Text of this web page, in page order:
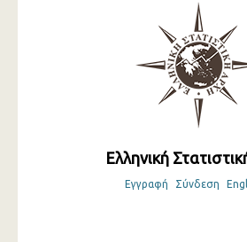
Ελληνική
Εγγραφή Σύνδεση